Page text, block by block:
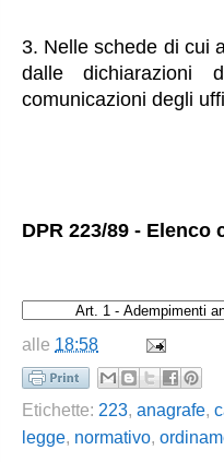
3. Nelle schede di cui
dalle dichiarazioni
comunicazioni degli
DPR 223/89 -
alle 18:58
Etichette: 223, anagrafe,
legge, normativo,